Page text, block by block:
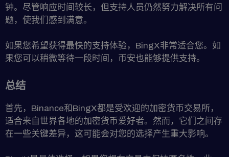
钟。尽管响应时间较长，但支持人员仍然努力解决所有问
题，使我们感到满意。
如果您希望获得最快的支持体验，BingX非常适合您。如
果您可以稍微等待一段时间，币安也能够提供支持。
总结
首先，Binance和BingX都是受欢迎的加密货币交易所，
适合来自世界各地的加密货币爱好者。然而，它们之间存
在一些关键差异，这可能会对您的选择产生重大影响。